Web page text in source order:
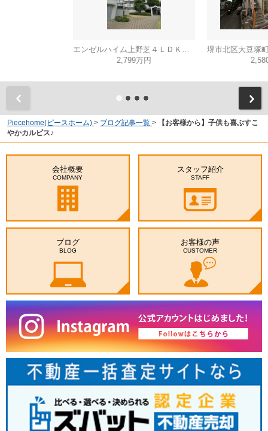
エンゼルハイム上野芝４ＬＤＫ（西百舌鳥小学校）
2,799万円
Piecehome(ピースホーム) > ブログ記事一覧 >
【お客様から】子供も喜ぶすこ
やかカルピス♪
会社概要
COMPANY
スタッフ紹介
STAFF
ブログ
BLOG
お客様の声
CUSTOMER